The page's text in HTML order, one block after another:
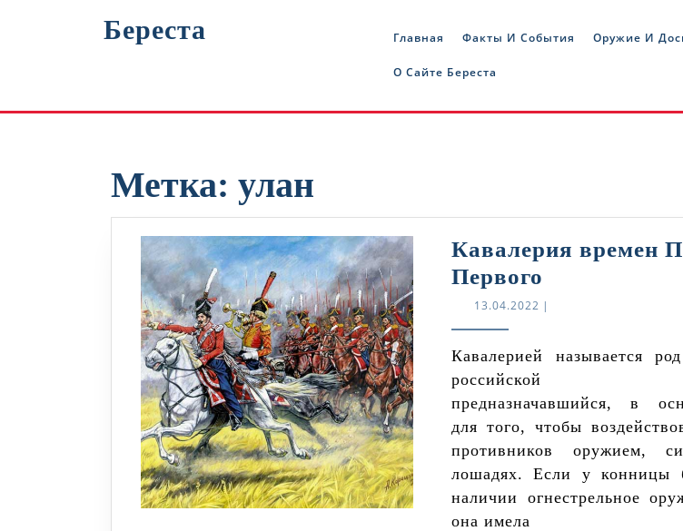
Береста Главная Факты И События Оружие И
О Сайте Береста
Метка: улан
Кавалерия времен
Первого
времен
Первого
13.04.2022 13.04.2022
|
Кавалерией называется род войск
российской
предназначавшийся, в
для того, чтобы
противников оружием,
лошадях. Если у конницы
наличии огнестрельное
она имела